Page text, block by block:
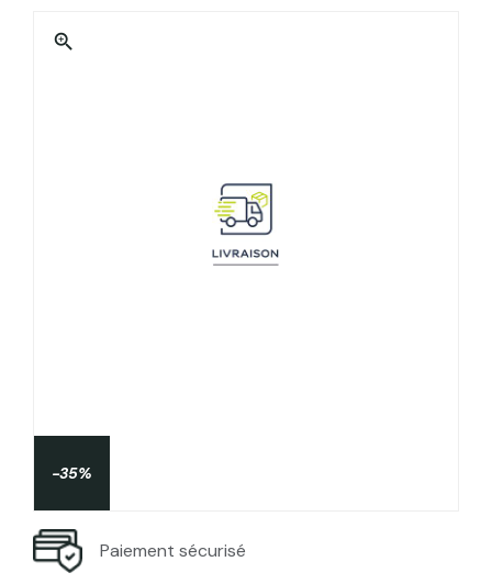
zoom_in
-35%
Paiement sécurisé